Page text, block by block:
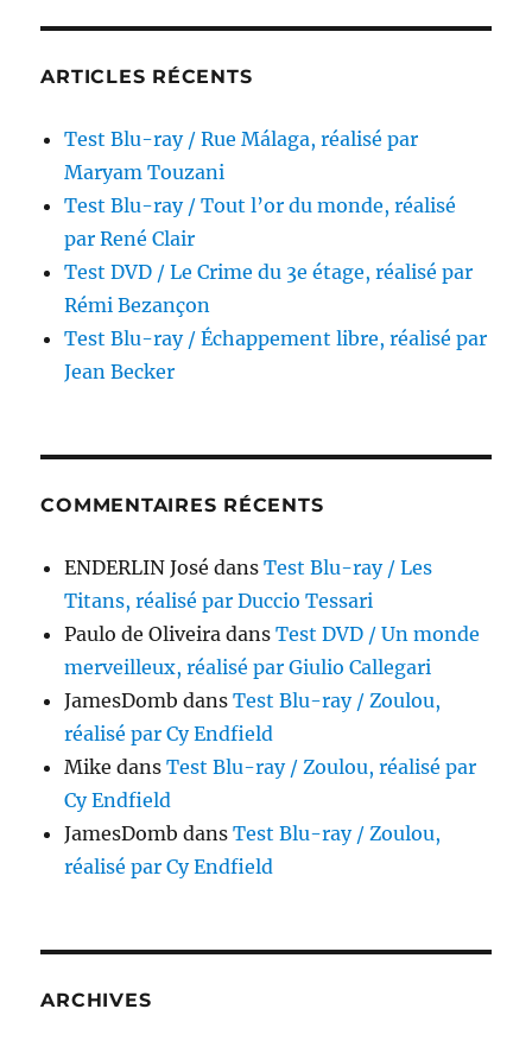
ARTICLES RÉCENTS
Test Blu-ray / Rue Málaga, réalisé par
Maryam Touzani
Test Blu-ray / Tout l’or du monde, réalisé
par René Clair
Test DVD / Le Crime du 3e étage, réalisé par
Rémi Bezançon
Test Blu-ray / Échappement libre, réalisé par
Jean Becker
COMMENTAIRES RÉCENTS
ENDERLIN José dansTest Blu-ray / Les
Titans, réalisé par Duccio Tessari
Paulo de Oliveira dansTest DVD / Un monde
merveilleux, réalisé par Giulio Callegari
JamesDomb dansTest Blu-ray / Zoulou,
réalisé par Cy Endfield
Mike dansTest Blu-ray / Zoulou, réalisé par
Cy Endfield
JamesDomb dansTest Blu-ray / Zoulou,
réalisé par Cy Endfield
ARCHIVES